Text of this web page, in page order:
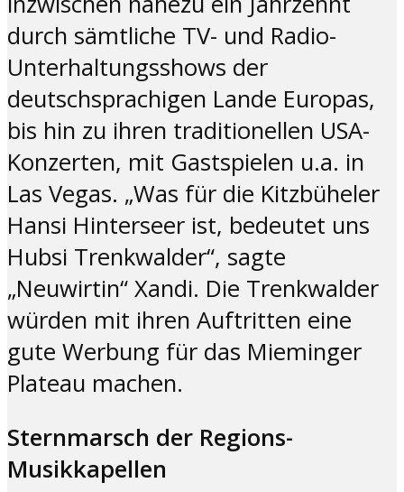
durch sämtliche TV- und Radio-
Unterhaltungsshows der
deutschsprachigen Lande Europas,
bis hin zu ihren traditionellen USA-
Konzerten, mit Gastspielen u.a. in
Las Vegas. „Was für die Kitzbüheler
Hansi Hinterseer ist, bedeutet uns
Hubsi Trenkwalder“, sagte
„Neuwirtin“ Xandi. Die Trenkwalder
würden mit ihren Auftritten eine
gute Werbung für das Mieminger
Plateau machen.
Sternmarsch der Regions-
Musikkapellen